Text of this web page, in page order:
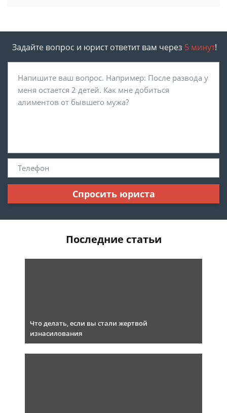
Задайте вопрос и юрист ответит вам через 5 минут!
Спросить юриста
Последние статьи
Что делать, если вы стали жертвой
изнасилования